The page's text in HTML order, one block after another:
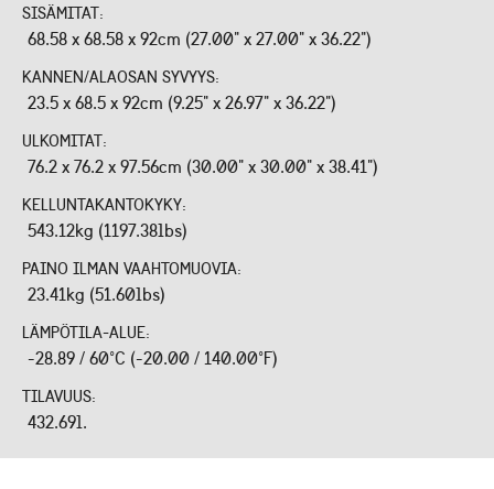
SISÄMITAT:
68.58 x 68.58 x 92cm (27.00" x 27.00" x 36.22")
KANNEN/ALAOSAN SYVYYS:
23.5 x 68.5 x 92cm (9.25" x 26.97" x 36.22")
ULKOMITAT:
76.2 x 76.2 x 97.56cm (30.00" x 30.00" x 38.41")
KELLUNTAKANTOKYKY:
543.12kg (1197.38lbs)
PAINO ILMAN VAAHTOMUOVIA:
23.41kg (51.60lbs)
LÄMPÖTILA-ALUE:
-28.89 / 60°C (-20.00 / 140.00°F)
TILAVUUS:
432.69l.